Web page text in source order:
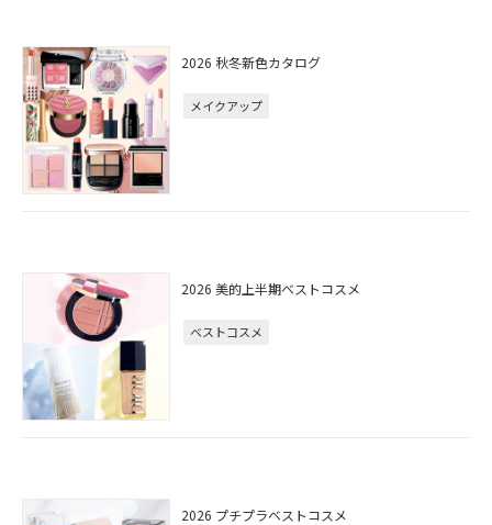
2026 秋冬新色カタログ
メイクアップ
2026 美的上半期ベストコスメ
ベストコスメ
2026 プチプラベストコスメ